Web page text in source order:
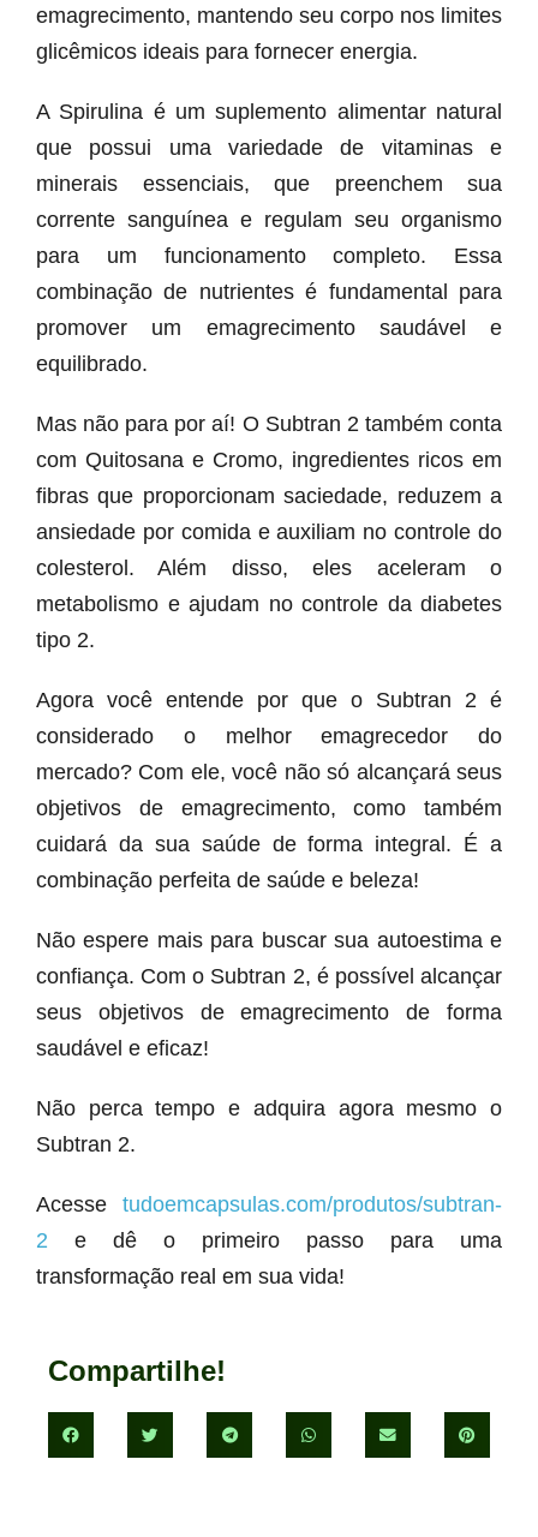
emagrecimento, mantendo seu corpo nos limites
glicêmicos ideais para fornecer energia.
A Spirulina é um suplemento alimentar natural
que possui uma variedade de vitaminas e
minerais essenciais, que preenchem sua
corrente sanguínea e regulam seu organismo
para um funcionamento completo. Essa
combinação de nutrientes é fundamental para
promover um emagrecimento saudável e
equilibrado.
Mas não para por aí! O Subtran 2 também conta
com Quitosana e Cromo, ingredientes ricos em
fibras que proporcionam saciedade, reduzem a
ansiedade por comida e auxiliam no controle do
colesterol. Além disso, eles aceleram o
metabolismo e ajudam no controle da diabetes
tipo 2.
Agora você entende por que o Subtran 2 é
considerado o melhor emagrecedor do
mercado? Com ele, você não só alcançará seus
objetivos de emagrecimento, como também
cuidará da sua saúde de forma integral. É a
combinação perfeita de saúde e beleza!
Não espere mais para buscar sua autoestima e
confiança. Com o Subtran 2, é possível alcançar
seus objetivos de emagrecimento de forma
saudável e eficaz!
Não perca tempo e adquira agora mesmo o
Subtran 2.
Acesse tudoemcapsulas.com/produtos/subtran-
2 e dê o primeiro passo para uma
transformação real em sua vida!
Compartilhe!